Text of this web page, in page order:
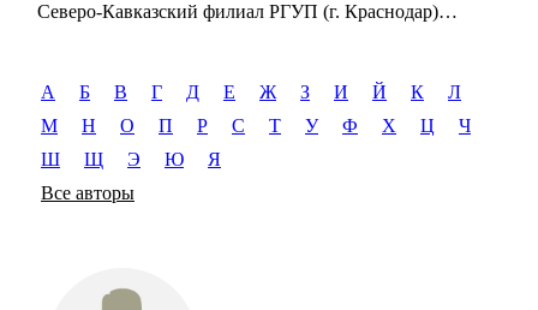
Северо-Кавказский филиал РГУП (г. Краснодар). Кафедра гражданского права
А Б В Г Д Е Ж З И Й К
Л
М
Н О П Р С Т У Ф Х Ц
Ч
Ш
Щ Э Ю
Я
Все авторы